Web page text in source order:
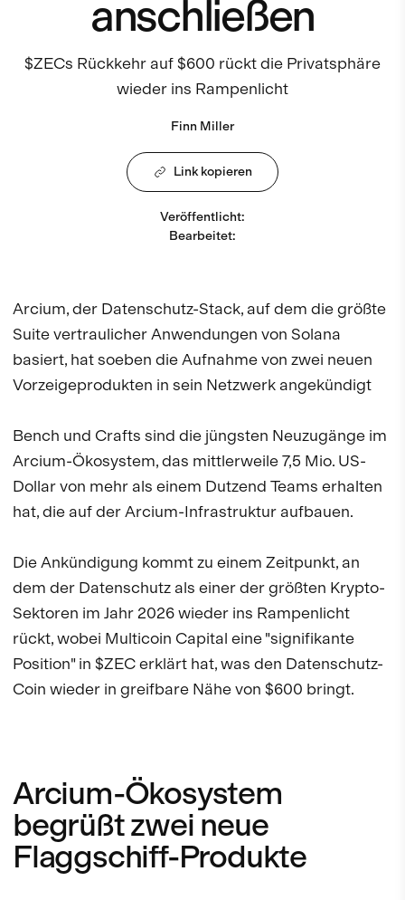
anschließen
$ZECs Rückkehr auf $600 rückt die Privatsphäre
wieder ins Rampenlicht
Finn Miller
Link kopieren
Veröffentlicht:
Bearbeitet:
Arcium, der Datenschutz-Stack, auf dem die größte
Suite vertraulicher Anwendungen von Solana
basiert, hat soeben die Aufnahme von zwei neuen
Vorzeigeprodukten in sein Netzwerk angekündigt
Bench und Crafts sind die jüngsten Neuzugänge im
Arcium-Ökosystem, das mittlerweile 7,5 Mio. US-
Dollar von mehr als einem Dutzend Teams erhalten
hat, die auf der Arcium-Infrastruktur aufbauen.
Die Ankündigung kommt zu einem Zeitpunkt, an
dem der Datenschutz als einer der größten Krypto-
Sektoren im Jahr 2026 wieder ins Rampenlicht
rückt, wobei Multicoin Capital eine "signifikante
Position" in $ZEC erklärt hat, was den Datenschutz-
Coin wieder in greifbare Nähe von $600 bringt.
Arcium-Ökosystem
begrüßt zwei neue
Flaggschiff-Produkte